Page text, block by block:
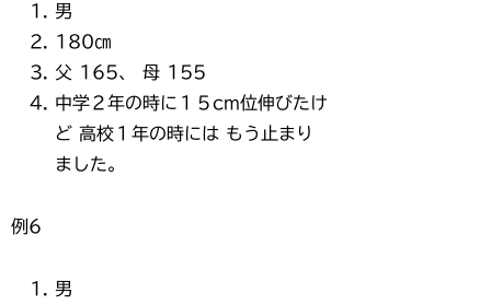
男
180㎝
父 165、 母 155
中学２年の時に１５cm位伸びたけ
ど 高校１年の時には もう止まり
ました。
例6
男